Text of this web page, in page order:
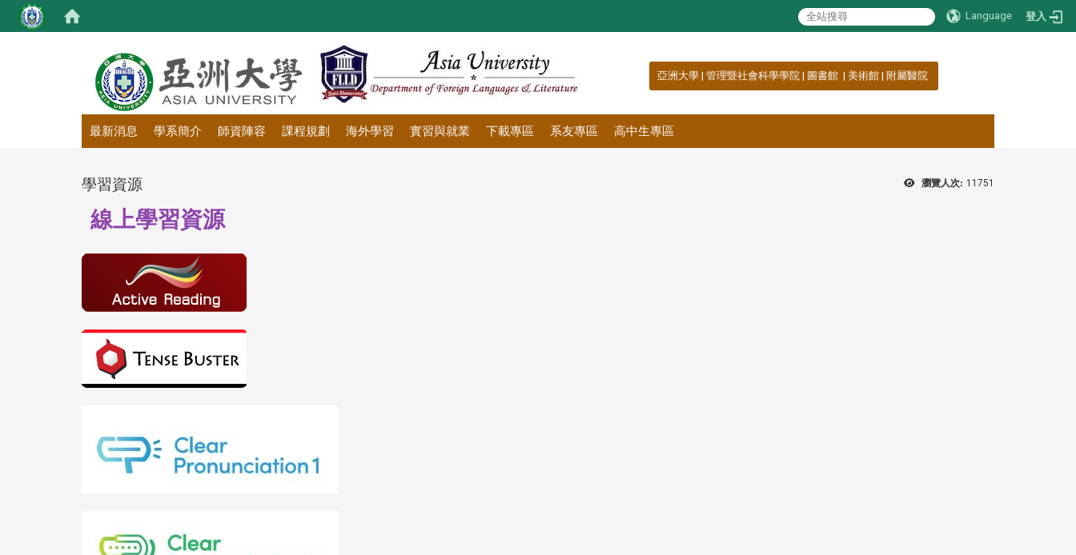
Language 登入
亞洲大學 | 管理暨社會科學學院 | 圖書館 | 美術館 | 附屬醫院
最新消息 學系簡介 師資陣容 課程規劃 海外學習 實習與就業 下載專區 系友專區 高中生專區
瀏覽人次: 11751
學習資源
線上學習資源